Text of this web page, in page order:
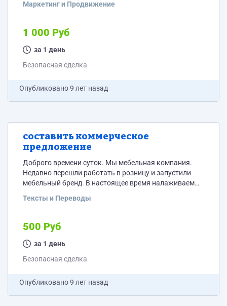
Дону. сайт, который будет к выдаче: maestro-a.com
ОБРАЩАЮ внимание только на исполнителей с
отзывами и более 100 выполненных работ.
Маркетинг и Продвижение
1 000 Руб
за 1 день
Безопасная сделка
Опубликовано9 лет назад
составить коммерческое
предложение
Доброго времени суток. Мы мебельная компания.
Недавно перешли работать в розницу и запустили
мебельный бренд. В настоящее время налаживаем
сегментах. Необходимо написать небольшое КП для
адресованное смежным сегментам мебельной
отрасли, а именно: дизайнеры, ремонт, натяжные
потолки и тд. в котором указать о желании
рекомендации за %. Для ознакомления сайт...
Тексты и Переводы
500 Руб
за 1 день
Безопасная сделка
Опубликовано9 лет назад